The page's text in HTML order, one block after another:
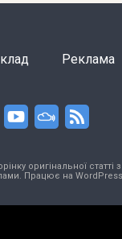
Реклама
оригінальної статті
Працює на WordPress